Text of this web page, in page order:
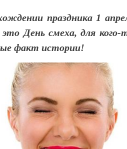
праздника 1
День смеха, для кого-
факт истории!